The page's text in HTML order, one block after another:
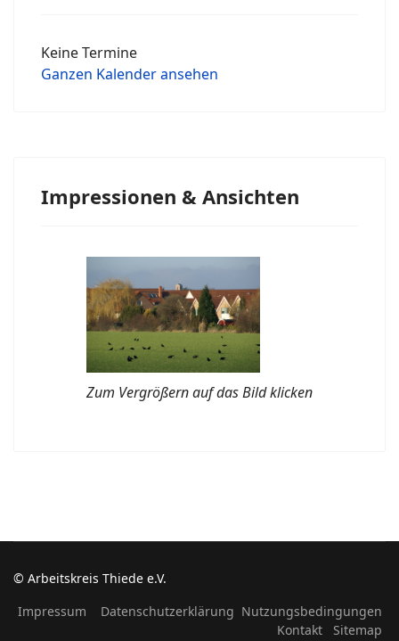
Keine Termine
Ganzen Kalender ansehen
Impressionen & Ansichten
Zum Vergrößern auf das Bild klicken
© Arbeitskreis Thiede e.V.
Impressum
Datenschutzerklärung Nutzungsbedingungen
Kontakt
Sitemap